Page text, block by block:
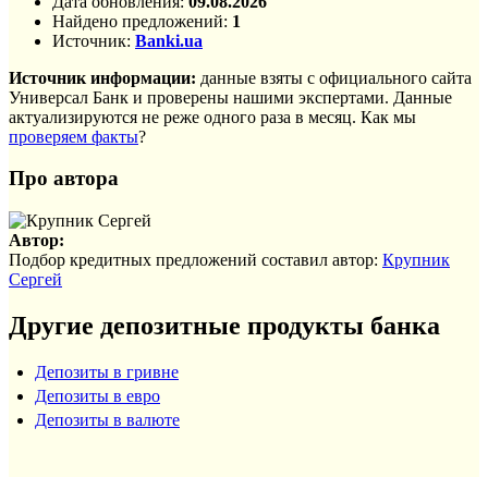
Найдено предложений: 1
Источник: Banki.ua
Источник информации: данные взяты с официального сайта
Универсал Банк и проверены нашими экспертами. Данные
актуализируются не реже одного раза в месяц. Как мы
проверяем факты?
Про автора
Автор:
Подбор кредитных предложений составил автор: Крупник
Сергей
Другие депозитные продукты банка
Депозиты в гривне
Депозиты в евро
Депозиты в валюте